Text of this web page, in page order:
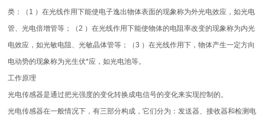
类：（1 ）在光线作用下能使电子逸出物体表面的现象称为外光电效应，如光电
管、光电倍增管等；（2 ）在光线作用下能使物体的电阻率改变的现象称为内光
电效应，如光敏电阻、光敏晶体管等；（3 ）在光线作用下，物体产生一定方向
电动势的现象称为光生伏*应，如光电池等。
工作原理
光电传感器是通过把光强度的变化转换成电信号的变化来实现控制的。
光电传感器在一般情况下，有三部分构成，它们分为：发送器、接收器和检测电